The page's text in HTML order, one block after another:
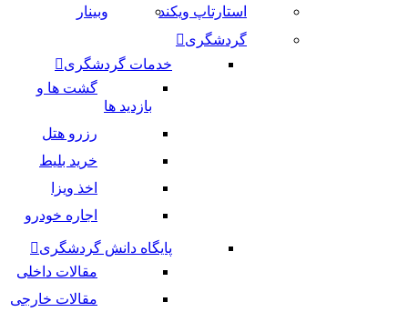
استارتاپ ویکند
وبینار
گردشگری
خدمات گردشگری
گشت ها و
بازدید ها
رزرو هتل
خرید بلیط
اخذ ویزا
اجاره خودرو
پایگاه دانش گردشگری
مقالات داخلی
مقالات خارجی